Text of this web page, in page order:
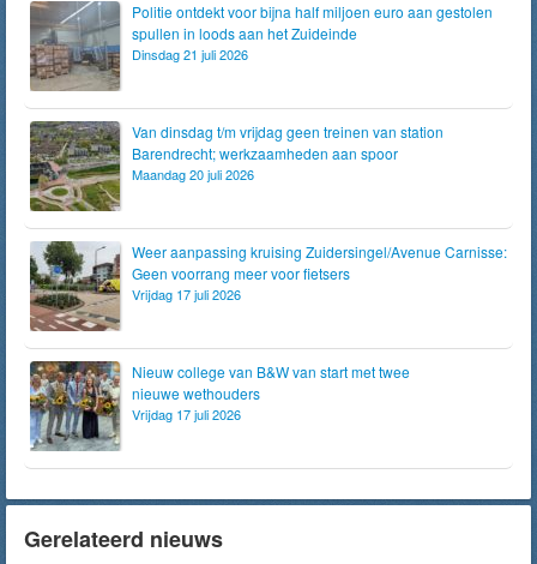
Politie ontdekt voor bijna half miljoen euro aan gestolen
spullen in loods aan het Zuideinde
Dinsdag 21 juli 2026
Van dinsdag t/m vrijdag geen treinen van station
Barendrecht; werkzaamheden aan spoor
Maandag 20 juli 2026
Weer aanpassing kruising Zuidersingel/Avenue Carnisse:
Geen voorrang meer voor fietsers
Vrijdag 17 juli 2026
Nieuw college van B&W van start met twee
nieuwe wethouders
Vrijdag 17 juli 2026
Gerelateerd nieuws